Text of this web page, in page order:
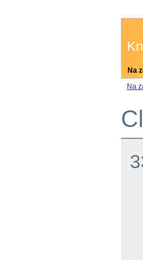
Na
Na